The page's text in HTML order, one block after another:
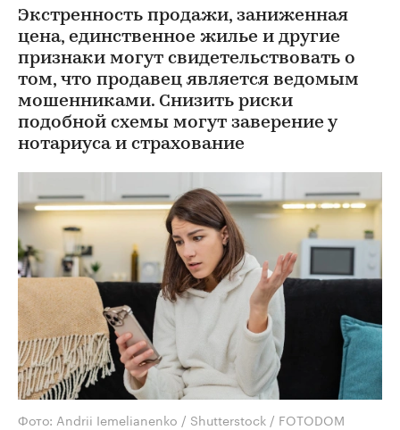
Экстренность продажи, заниженная
цена, единственное жилье и другие
признаки могут свидетельствовать о
том, что продавец является ведомым
мошенниками. Снизить риски
подобной схемы могут заверение у
нотариуса и страхование
Фото: Andrii Iemelianenko / Shutterstock / FOTODOM